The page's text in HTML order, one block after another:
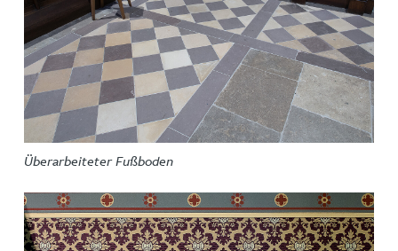
Überarbeiteter Fußboden